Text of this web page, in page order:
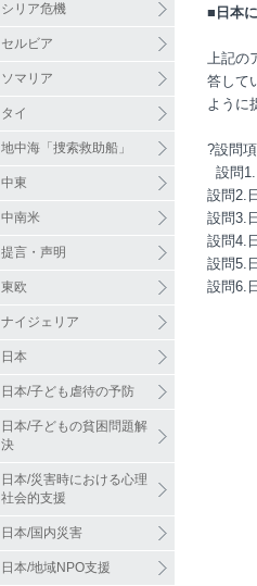
シリア危機
セルビア
ソマリア
タイ
地中海「捜索救助船」
中東
中南米
提言・声明
東欧
ナイジェリア
日本
日本/子ども虐待の予防
日本/子どもの貧困問題解
決
日本/災害時における心理
社会的支援
日本/国内災害
日本/地域NPO支援
■日本
上記の
答して
ように
?設問
設問
設問2.
設問3.
設問4.
設問5.
設問6.